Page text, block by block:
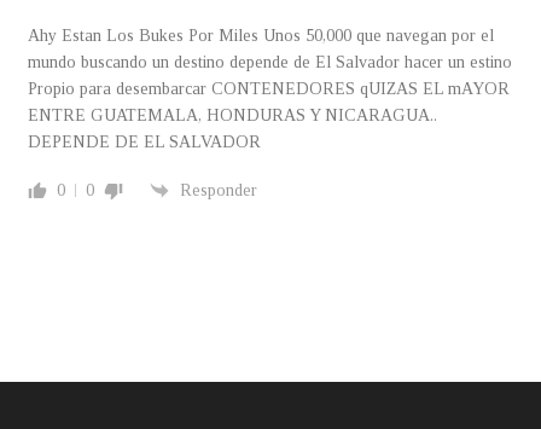
Ahy Estan Los Bukes Por Miles Unos 50,000 que navegan por el
mundo buscando un destino depende de El Salvador hacer un estino
Propio para desembarcar CONTENEDORES qUIZAS EL mAYOR
ENTRE GUATEMALA, HONDURAS Y NICARAGUA..
DEPENDE DE EL SALVADOR
0 0 Responder